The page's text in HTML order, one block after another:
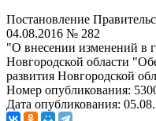
Постановление
04.08.2016 № 282
"О внесении изменений в
Новгородской области
развития Новгородской
Номер опубликования:
Дата опубликования: